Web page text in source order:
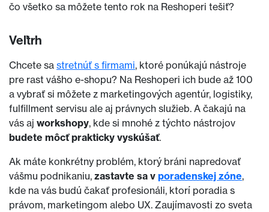
čo všetko sa môžete tento rok na Reshoperi tešiť?
Veľtrh
Chcete sa stretnúť s firmami, ktoré ponúkajú nástroje
pre rast vášho e-shopu? Na Reshoperi ich bude až 100
a vybrať si môžete z marketingových agentúr, logistiky,
fulfillment servisu ale aj právnych služieb. A čakajú na
vás aj workshopy, kde si mnohé z týchto nástrojov
budete môcť prakticky vyskúšať.
Ak máte konkrétny problém, ktorý bráni napredovať
vášmu podnikaniu, zastavte sa v poradenskej zóne,
kde na vás budú čakať profesionáli, ktorí poradia s
právom, marketingom alebo UX. Zaujímavosti zo sveta